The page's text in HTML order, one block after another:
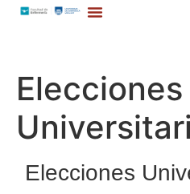
Elecciones
Elecciones